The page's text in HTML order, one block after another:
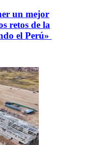
un mejor
retos de la
el Perú»